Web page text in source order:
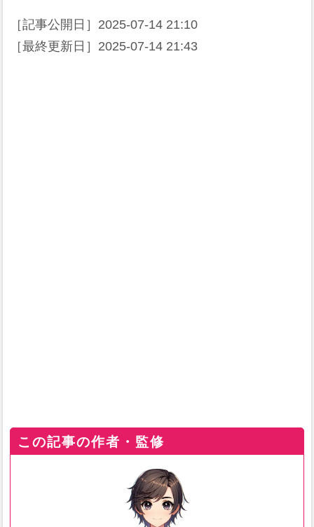
［記事公開日］ 2025-07-14 21:10
［最終更新日］ 2025-07-14 21:43
この記事の作者・監修